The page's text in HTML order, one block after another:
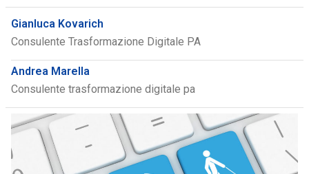
Gianluca Kovarich
Consulente Trasformazione Digitale PA
Andrea Marella
Consulente trasformazione digitale pa